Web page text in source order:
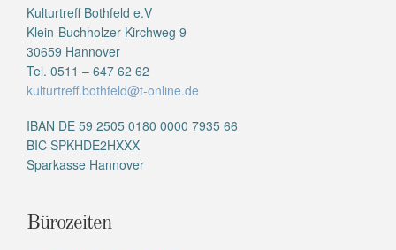
Kulturtreff Bothfeld e.V
Klein-Buchholzer Kirchweg 9
30659 Hannover
Tel. 0511 – 647 62 62
kulturtreff.bothfeld@t-online.de
IBAN DE 59 2505 0180 0000 7935 66
BIC SPKHDE2HXXX
Sparkasse Hannover
Bürozeiten